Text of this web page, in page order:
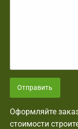
Отправить
Оформляйте
стоимости